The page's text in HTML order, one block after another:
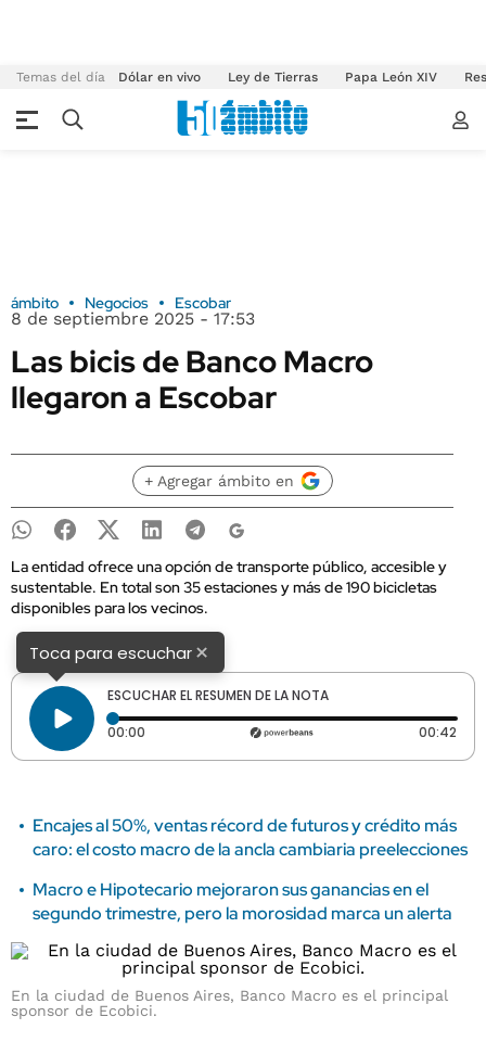
Temas del día Dólar en vivo Ley de Tierras Papa León XIV
ámbito Negocios Escobar
8 de septiembre 2025 - 17:53
Las bicis de Banco Macro
llegaron a Escobar
+ Agregar ámbito en
La entidad ofrece una opción de transporte público, accesible y
sustentable. En total son 35 estaciones y más de 190 bicicletas
disponibles para los vecinos.
Toca para escuchar×
ESCUCHAR EL RESUMEN DE LA NOTA
00:00 Tiempo transcurrido: 0 segundos 00:42
Encajes al 50%, ventas récord de futuros y crédito más
caro: el costo macro de la ancla cambiaria preelecciones
Macro e Hipotecario mejoraron sus ganancias en el
segundo trimestre, pero la morosidad marca un alerta
En la ciudad de Buenos Aires, Banco Macro es el principal
sponsor de Ecobici.